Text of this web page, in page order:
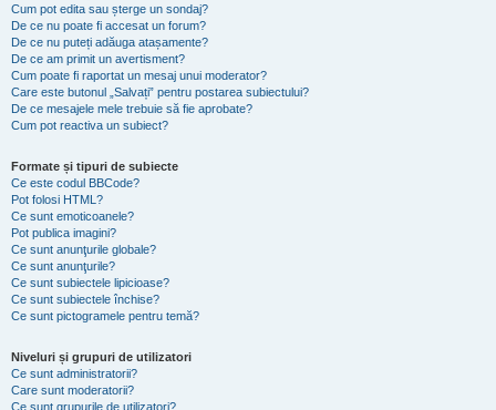
Cum pot edita sau șterge un sondaj?
De ce nu poate fi accesat un forum?
De ce nu puteți adăuga atașamente?
De ce am primit un avertisment?
Cum poate fi raportat un mesaj unui moderator?
Care este butonul „Salvați” pentru postarea subiectului?
De ce mesajele mele trebuie să fie aprobate?
Cum pot reactiva un subiect?
Formate și tipuri de subiecte
Ce este codul BBCode?
Pot folosi HTML?
Ce sunt emoticoanele?
Pot publica imagini?
Ce sunt anunţurile globale?
Ce sunt anunţurile?
Ce sunt subiectele lipicioase?
Ce sunt subiectele închise?
Ce sunt pictogramele pentru temă?
Niveluri și grupuri de utilizatori
Ce sunt administratorii?
Care sunt moderatorii?
Ce sunt grupurile de utilizatori?